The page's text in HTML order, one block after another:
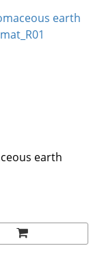
earth